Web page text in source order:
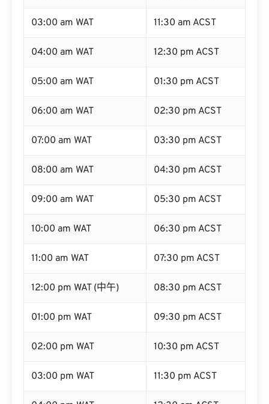
03:00 am WAT 11:30 am ACST
04:00 am WAT 12:30 pm ACST
05:00 am WAT 01:30 pm ACST
06:00 am WAT 02:30 pm ACST
07:00 am WAT 03:30 pm ACST
08:00 am WAT 04:30 pm ACST
09:00 am WAT 05:30 pm ACST
10:00 am WAT 06:30 pm ACST
11:00 am WAT 07:30 pm ACST
12:00 pm WAT (中午) 08:30 pm ACST
01:00 pm WAT 09:30 pm ACST
02:00 pm WAT 10:30 pm ACST
03:00 pm WAT 11:30 pm ACST